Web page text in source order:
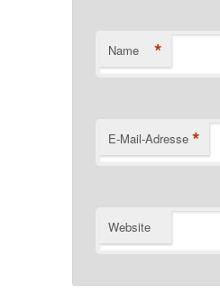
Name *
E-Mail-Adresse *
Website